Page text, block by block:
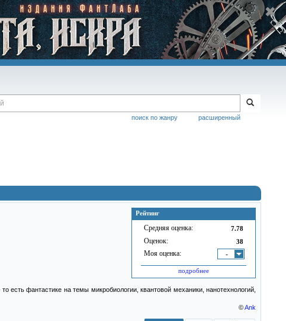
расширенный
поиск по жанру
Рейтинг
Средняя оценка: 7.78
Оценок: 38
Моя оценка: -
подробнее
фантастике на темы микробиологии, квантовой механики, нанотехнологий,
©Ank